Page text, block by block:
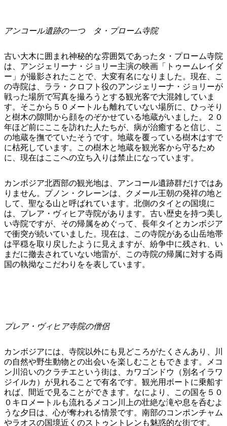
アンコール遺跡の一つ タ・プローム寺院
古い大木に囲まれ神秘的な雰囲気であったタ・プローム寺院
は、アンジェリーナ・ジョリー主演の映画「トゥームレイダ
ー」が撮影されたことで、大変有名になりました。現在、こ
の寺院は、ララ・クロフト役のアンジェリーナ・ジョリーが
戦った場所で写真を撮ろうとする観光客で大混雑していま
す。そこから５０メートルも離れていない場所に、ひっそり
と樹木の隙間から顔をのぞかせている地蔵がいました。２０
年ほど前にここを訪れた人たちが、病が治癒すると信じ、こ
の地蔵を撫でていたそうです。地蔵を覆っている樹木はすで
に枯死しています。この樹木と地蔵を観光客から守るため
に、現在はここへの立ち入りは禁止になっています。
カンボジア北西部の観光地は、アンコール遺跡群だけではあ
りません。プノン・クレーンは、クメール王朝の発祥の地と
して、聖なる山と呼ばれています。北側のタイとの国境に
は、プレア・ヴィヒア寺院があります。古い歴史を持つ美し
い寺院ですが、その帰属をめぐって、長年タイとカンボジア
で衝突が続いていました。現在は、この寺院がある山岳地帯
は平穏を取り戻したように見えますが、紛争中に残され、い
まだに撤去されていない地雷が、この寺院の帰属に対する両
国の執拗なこだわりをを表しています。
プレア・ヴィヒア寺院の僧侶
カンボジアには、寺院以外にも見どころがたくさんあり、川
の自然や野生動物との出会いを楽しむこともできます。メコ
ン川沿いのクラチエという街は、カワゴンドウ（別名イラワ
ジイルカ）が見れることで有名です。観光用ボートに乗船す
れば、間近で見ることができます。なにより、この国を５０
０キロメートルも流れるメコン川上の壮絶な滝や息を呑むよ
うな夕日は、心が奪われる情景です。南部のコンポンチャム
やラオスの国境近くのストゥントレンも魅惑的な街です。